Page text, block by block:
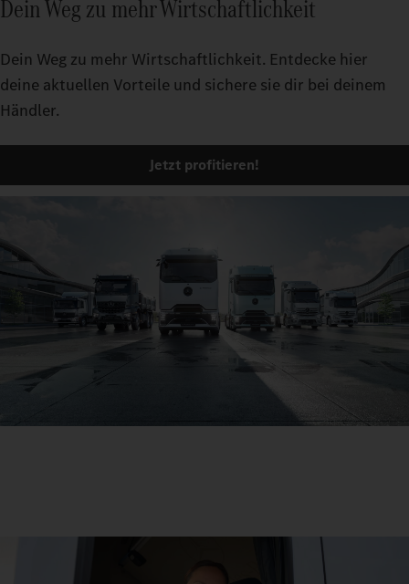
Mehr anzeigen
Dein Weg zu mehr Wirtschaftlichkeit
Dein Weg zu mehr Wirtschaftlichkeit. Entdecke hier
deine aktuellen Vorteile und sichere sie dir bei deinem